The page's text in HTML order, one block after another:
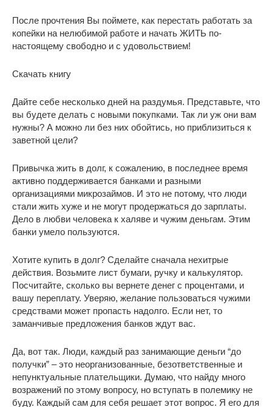
После прочтения Вы поймете, как перестать работать за
копейки на нелюбимой работе и начать ЖИТЬ по-
настоящему свободно и с удовольствием!
Скачать книгу
Дайте себе несколько дней на раздумья. Представьте, что
вы будете делать с новыми покупками. Так ли уж они вам
нужны? А можно ли без них обойтись, но приблизиться к
заветной цели?
Привычка жить в долг, к сожалению, в последнее время
активно поддерживается банками и разными
организациями микрозаймов. И это не потому, что люди
стали жить хуже и не могут продержаться до зарплаты.
Дело в любви человека к халяве и чужим деньгам. Этим
банки умело пользуются.
Хотите купить в долг? Сделайте сначала нехитрые
действия. Возьмите лист бумаги, ручку и калькулятор.
Посчитайте, сколько вы вернете денег с процентами, и
вашу переплату. Уверяю, желание пользоваться чужими
средствами может пропасть надолго. Если нет, то
заманчивые предложения банков ждут вас.
Да, вот так. Люди, каждый раз занимающие деньги “до
получки” – это неорганизованные, безответственные и
непунктуальные плательщики. Думаю, что найду много
возражений по этому вопросу, но вступать в полемику не
буду. Каждый сам для себя решает этот вопрос. Я его для